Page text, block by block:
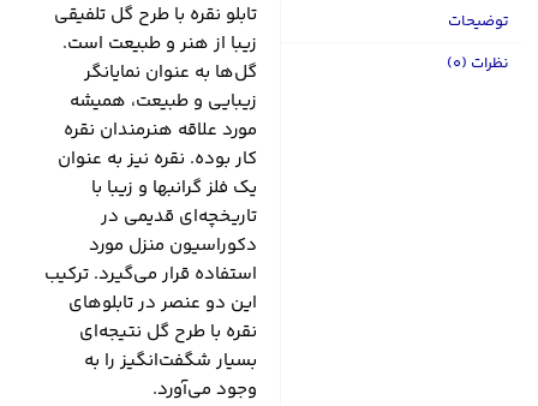
توضیحات
نظرات (0)
تابلو نقره‌ با طرح گل تلفیقی
زیبا از هنر و طبیعت است.
گل‌ها به عنوان نمایانگر
زیبایی و طبیعت، همیشه
مورد علاقه هنرمندان نقره
کار بوده‌. نقره نیز به عنوان
یک فلز گرانبها و زیبا با
تاریخچه‌ای قدیمی در
دکوراسیون منزل مورد
استفاده قرار می‌گیرد. ترکیب
این دو عنصر در تابلوهای
نقره با طرح گل نتیجه‌ای
بسیار شگفت‌انگیز را به
وجود می‌آورد.